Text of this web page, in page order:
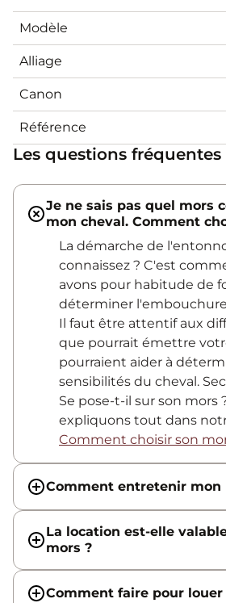
Modèle
Alliage
Canon
Référence
Les questions fréquentes
Je ne sais pas quel mors
mon cheval. Comment
La démarche de
connaissez ? C'est
avons pour habitude de
déterminer
Il faut être attentif aux
que pourrait émettre
pourraient aider à
sensibilités du cheval.
Se pose-t-il sur son mors
expliquons tout dans
Comment choisir son
Comment entretenir mon
La location est-elle
mors ?
Comment faire pour louer